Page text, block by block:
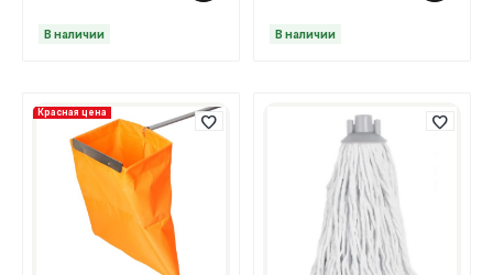
В наличии В наличии
Красная цена